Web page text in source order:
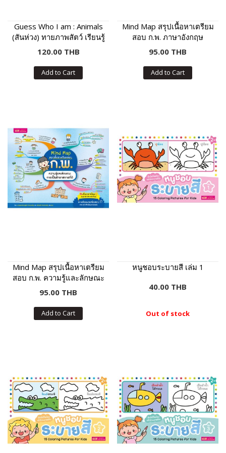
Guess Who I am : Animals
(สันห่วง) ทายภาพสัตว์ เรียนรู้
คำศัพท์และเสียงร้องของสัตว์
120.00 THB
Add to Cart
Mind Map สรุปเนื้อหาเตรียม
สอบ ก.พ. ภาษาอังกฤษ
95.00 THB
Add to Cart
Mind Map สรุปเนื้อหาเตรียม
สอบ ก.พ. ความรู้และลักษณะ
การเป็นข้าราชการที่ดี
95.00 THB
Add to Cart
หนูชอบระบายสี เล่ม 1
40.00 THB
Out of stock